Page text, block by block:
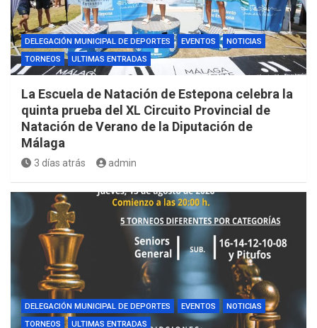
DELEGACIÓN MUNICIPAL DE DEPORTES EVENTOS
NOTICIAS
TORNEOS
ULTIMAS ENTRADAS
La Escuela de Natación de Estepona celebra la
quinta prueba del XL Circuito Provincial de
Natación de Verano de la Diputación de
Málaga
3 días atrás admin
DELEGACIÓN MUNICIPAL DE DEPORTES EVENTOS
NOTICIAS
TORNEOS
ULTIMAS ENTRADAS